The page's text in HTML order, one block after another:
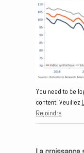
You need to be
content. Veuillez
Rejoindre